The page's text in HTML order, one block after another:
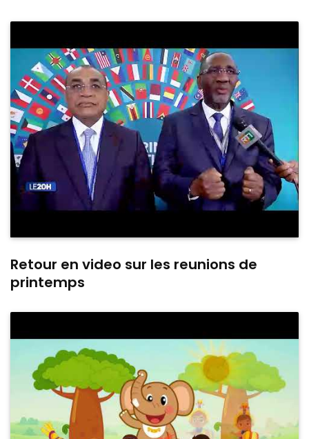
Retour en video sur les reunions de
printemps